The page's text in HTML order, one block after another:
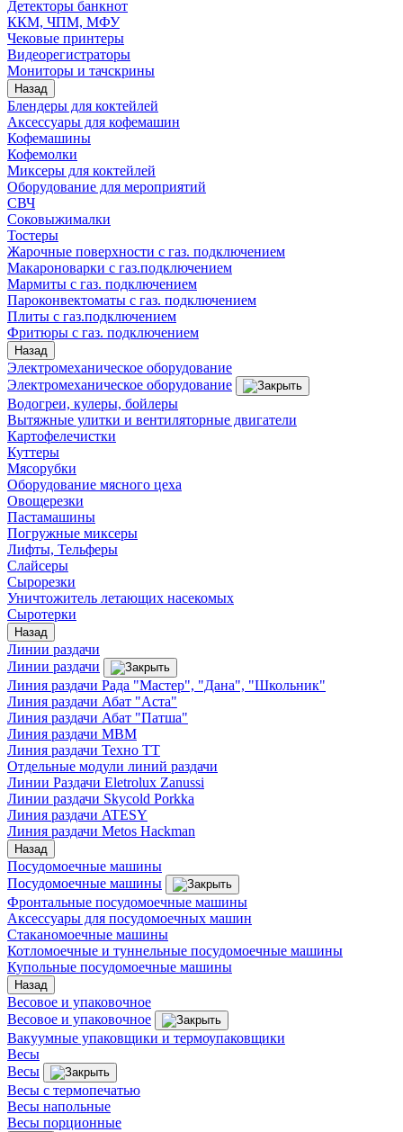
Детекторы банкнот
ККМ, ЧПМ, МФУ
Чековые принтеры
Видеорегистраторы
Мониторы и тачскрины
Назад
Блендеры для коктейлей
Аксессуары для кофемашин
Кофемашины
Кофемолки
Миксеры для коктейлей
Оборудование для мероприятий
СВЧ
Соковыжималки
Тостеры
Жарочные поверхности с газ. подключением
Макароноварки с газ.подключением
Мармиты с газ. подключением
Пароконвектоматы с газ. подключением
Плиты с газ.подключением
Фритюры с газ. подключением
Назад
Электромеханическое оборудование
Электромеханическое оборудование
Водогреи, кулеры, бойлеры
Вытяжные улитки и вентиляторные двигатели
Картофелечистки
Куттеры
Мясорубки
Оборудование мясного цеха
Овощерезки
Пастамашины
Погружные миксеры
Лифты, Тельферы
Слайсеры
Сырорезки
Уничтожитель летающих насекомых
Сыротерки
Назад
Линии раздачи
Линии раздачи
Линия раздачи Рада "Мастер", "Дана", "Школьник"
Линия раздачи Абат "Аста"
Линия раздачи Абат "Патша"
Линия раздачи МВМ
Линия раздачи Техно ТТ
Отдельные модули линий раздачи
Линии Раздачи Eletrolux Zanussi
Линии раздачи Skycold Porkka
Линия раздачи ATESY
Линия раздачи Metos Hackman
Назад
Посудомоечные машины
Посудомоечные машины
Фронтальные посудомоечные машины
Аксессуары для посудомоечных машин
Стаканомоечные машины
Котломоечные и туннельные посудомоечные машины
Купольные посудомоечные машины
Назад
Весовое и упаковочное
Весовое и упаковочное
Вакуумные упаковщики и термоупаковщики
Весы
Весы
Весы с термопечатью
Весы напольные
Весы порционные